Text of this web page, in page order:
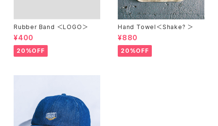
Rubber Band ＜LOGO＞
¥400
20%OFF
Hand Towel＜Shake? ＞
¥880
20%OFF